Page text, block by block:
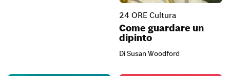
24 ORE Cultura
Come guardare un
dipinto
Di Susan Woodford